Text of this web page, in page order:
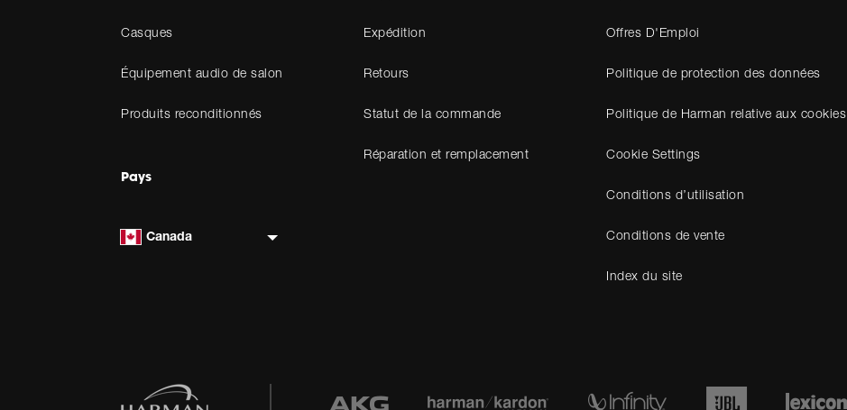
Casques
Équipement audio de salon
Produits reconditionnés
Pays
Canada
Expédition
Retours
Statut de la commande
Réparation et remplacement
Offres D'Emploi
Politique de protection des données
Politique de Harman relative aux cookies
Cookie Settings
Conditions d’utilisation
Conditions de vente
Index du site